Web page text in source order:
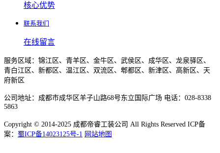
核心优势
联系我们
在线留言
服务区域：锦江区、青羊区、金牛区、武侯区、成华区、龙泉驿区、
青白江区、新都区、温江区、双流区、郫都区、新津区、高新区、天
府新区
公司地址：成都市成华区羊子山路68号东立国际广场 电话：028-8338
5863
Copyright © 2014-2025 成都帝睿工装公司 All Rights Reserved ICP备
案： 蜀ICP备14023125号-1 网站地图